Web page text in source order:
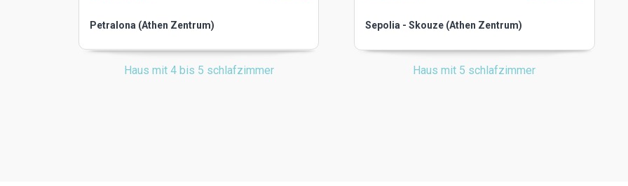
Petralona (Athen Zentrum)
Haus mit 4 bis 5 schlafzimmer
Sepolia - Skouze (Athen Zentrum)
Haus mit 5 schlafzimmer